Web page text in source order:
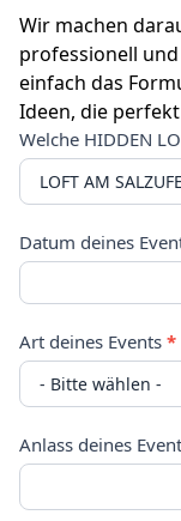
Wir machen
professionell
einfach das
Ideen, die
Anfrageformular
DE
-
locations.de
Welche HIDDEN
Datum deines
Art deines Events *
Anlass deines